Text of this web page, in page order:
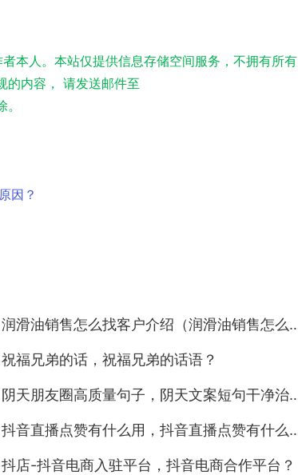
本人。本站仅提供信息存储空间服务，不拥有所有
的内容， 请发送邮件至
因？
润滑油销售怎么找客户介绍（润滑油销售怎么找客户聊天）
祝福兄弟的话，祝福兄弟的话语？
阴天朋友圈高质量句子，阴天文案短句干净治愈？
抖音直播点赞有什么用，抖音直播点赞有什么用吗？
抖店-抖音电商入驻平台，抖音电商合作平台？